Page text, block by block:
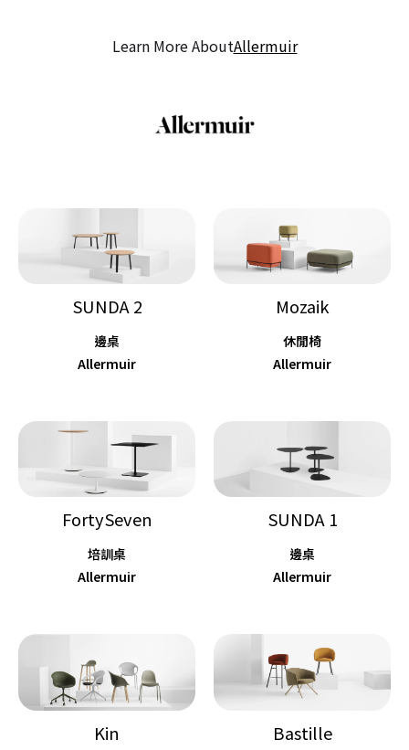
Learn More AboutAllermuir
SUNDA 2
邊桌
Allermuir
Mozaik
休閒椅
Allermuir
FortySeven
培訓桌
Allermuir
SUNDA 1
邊桌
Allermuir
Kin Bastille